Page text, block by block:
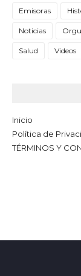
Emisoras
Noticias
Salud Videos
Inicio
Política de
TÉRMINOS Y